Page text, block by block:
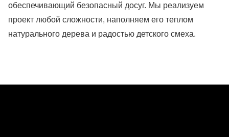
обеспечивающий безопасный досуг. Мы реализуем
проект любой сложности, наполняем его теплом
натурального дерева и радостью детского смеха.